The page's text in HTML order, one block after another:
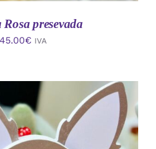
presevada
45.00€ IVA